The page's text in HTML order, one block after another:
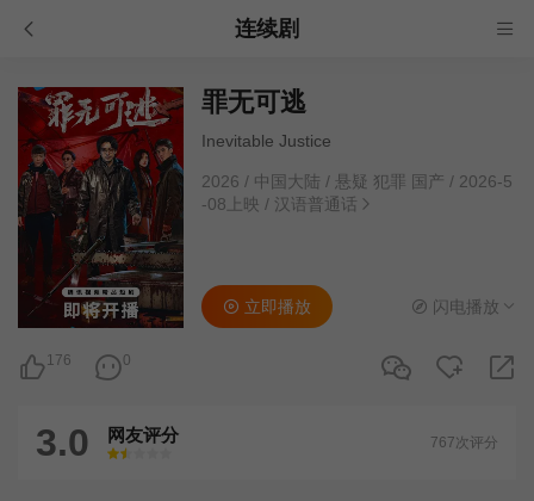
连续剧
罪无可逃
Inevitable Justice
2026 / 中国大陆 / 悬疑 犯罪 国产 / 2026-5
-08上映 / 汉语普通话
176 0
立即播放 闪电播放
3.0 网友评分
很差
较差还行推荐力荐
767次评分